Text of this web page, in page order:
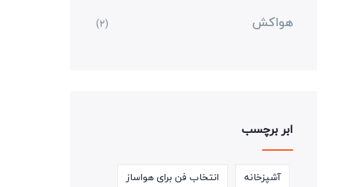
هواکش (2)
ابر برچسب
آشپزخانه
انتخاب فن برای هواساز